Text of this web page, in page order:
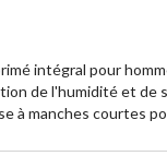
intégral pour
de l'humidité et de
manches courtes